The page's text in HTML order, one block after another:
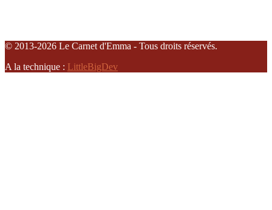
© 2013-2026 Le Carnet d'Emma - Tous droits réservés.
A la technique : LittleBigDev